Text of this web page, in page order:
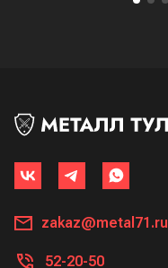
zakaz@metal71.ru
52-20-50